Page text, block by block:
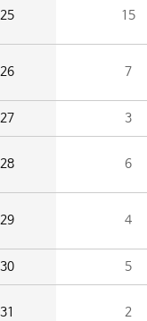
25 15
26 7
27 3
28 6
29 4
30 5
31 2